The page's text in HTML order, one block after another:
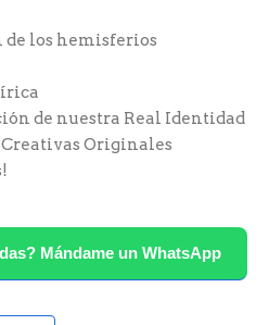
los hemisferios
de nuestra Real Identidad
Originales
Mándame un WhatsApp